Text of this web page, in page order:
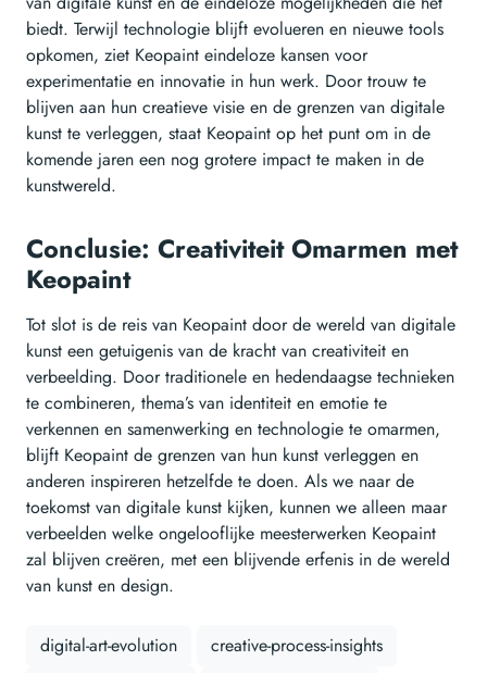
biedt. Terwijl technologie blijft evolueren en nieuwe tools
opkomen, ziet Keopaint eindeloze kansen voor
experimentatie en innovatie in hun werk. Door trouw te
blijven aan hun creatieve visie en de grenzen van digitale
kunst te verleggen, staat Keopaint op het punt om in de
komende jaren een nog grotere impact te maken in de
kunstwereld.
Conclusie: Creativiteit Omarmen met
Keopaint
Tot slot is de reis van Keopaint door de wereld van digitale
kunst een getuigenis van de kracht van creativiteit en
verbeelding. Door traditionele en hedendaagse technieken
te combineren, thema’s van identiteit en emotie te
verkennen en samenwerking en technologie te omarmen,
blijft Keopaint de grenzen van hun kunst verleggen en
anderen inspireren hetzelfde te doen. Als we naar de
toekomst van digitale kunst kijken, kunnen we alleen maar
verbeelden welke ongelooflijke meesterwerken Keopaint
zal blijven creëren, met een blijvende erfenis in de wereld
van kunst en design.
digital-art-evolution
creative-process-insights